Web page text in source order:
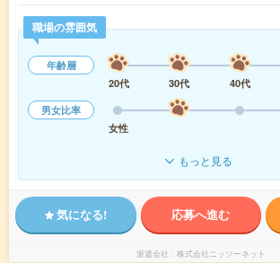
職場の雰囲気
年齢層
20代
30代 40代
男女比率
女性
もっと見る
気になる! 応募へ進む
派遣会社 株式会社ニッソーネット